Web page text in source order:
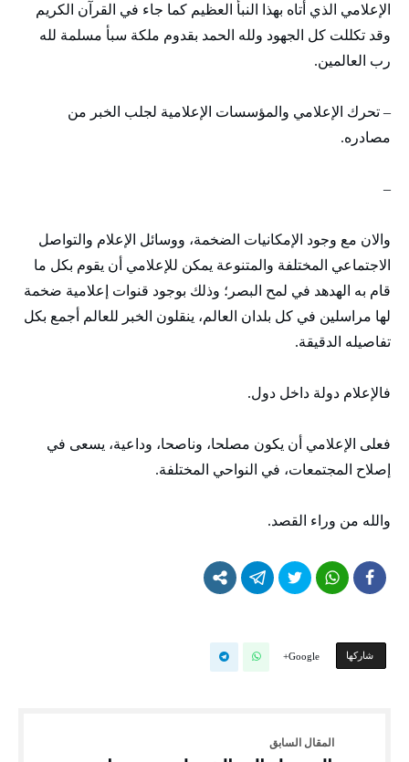
الإعلامي الذي أتاه بهذا النبأ العظيم كما جاء في القرآن الكريم
وقد تكللت كل الجهود ولله الحمد بقدوم ملكة سبأ مسلمة لله
رب العالمين.
– تحرك الإعلامي والمؤسسات الإعلامية لجلب الخبر من
مصادره.
–
والان مع وجود الإمكانيات الضخمة، ووسائل الإعلام والتواصل
الاجتماعي المختلفة والمتنوعة يمكن للإعلامي أن يقوم بكل ما
قام به الهدهد في لمح البصر؛ وذلك بوجود قنوات إعلامية ضخمة
لها مراسلين في كل بلدان العالم، ينقلون الخبر للعالم أجمع بكل
تفاصيله الدقيقة.
فالإعلام دولة داخل دول.
فعلى الإعلامي أن يكون مصلحا، وناصحا، وداعية، يسعى في
إصلاح المجتمعات، في النواحي المختلفة.
والله من وراء القصد.
‫‫ شاركها‬ Google+